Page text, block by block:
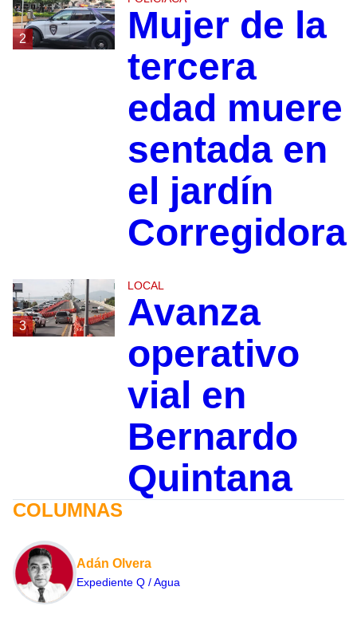
2
Mujer de la
tercera
edad muere
sentada en
el jardín
Corregidora
3
LOCAL
Avanza
operativo
vial en
Bernardo
Quintana
COLUMNAS
Adán Olvera
Expediente Q / Agua